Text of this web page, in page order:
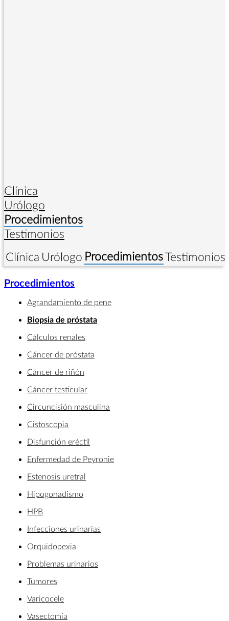
Clínica
Urólogo
Procedimientos
Testimonios
Clínica Urólogo ProcedimientosTestimonios
Procedimientos
Agrandamiento de pene
Biopsia de próstata
Cálculos renales
Cáncer de próstata
Cáncer de riñón
Cáncer testicular
Circuncisión masculina
Cistoscopia
Disfunción eréctil
Enfermedad de Peyronie
Estenosis uretral
Hipogonadismo
HPB
Infecciones urinarias
Orquidopexia
Problemas urinarios
Tumores
Varicocele
Vasectomía